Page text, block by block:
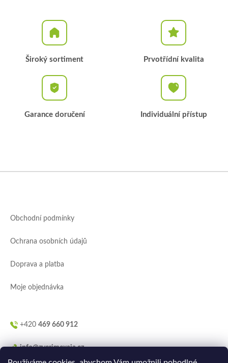
Široký sortiment Prvotřídní kvalita
Garance doručení Individuální přístup
Obchodní podmínky
Ochrana osobních údajů
Doprava a platba
Moje objednávka
+420 469 660 912
info@zverimexaja.cz